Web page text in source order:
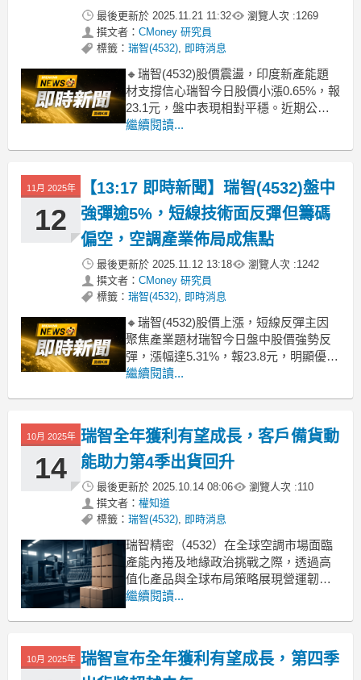
最後更新於 2025.11.21 11:32 瀏覽人次 :1269
撰文者： CMoney 研究員
標籤： 瑞智(4532), 即時消息
🔸瑞智(4532)股價震盪，印度新產能題
材支撐信心瑞智今日股價小漲0.65%，報
23.1元，盤中表現相對平穩。近期公司
積極佈局印度市場，與大金集團合資新
32.75%，加上外資連日賣超，短線信心
仍受壓抑。法人看法分歧，部分券商維
持區間持
繼續閱讀...
11月 2025年
12
【13:17 即時新聞】瑞智(4532)盤中
強彈逾5%，短線技術面反彈但籌碼
偏空，空調產業佈局成焦點
最後更新於 2025.11.12 13:18 瀏覽人次 :1242
撰文者： CMoney 研究員
標籤： 瑞智(4532), 即時消息
🔸瑞智(4532)股價上漲，短線反彈主因
聚焦產業題材瑞智今日盤中股價強勢反
彈，漲幅達5.31%，報23.8元，明顯優於
近期低檔震盪。主因在於公司積極推動
生產，市場對未來出貨動能回溫抱持期
待。雖然10月營收年減32.75%，但法人
看
繼續閱讀...
10月 2025年
14
瑞智全年獲利有望成長，客戶備貨動
能助力第4季出貨回升
最後更新於 2025.10.14 08:06 瀏覽人次 :110
撰文者： 權知道
標籤： 瑞智(4532), 即時消息
瑞智精密（4532）在全球空調市場面臨
產能內捲及地緣政治挑戰之際，透過高
值化產品與全球布局策略展現營運韌
性。總經理馮明法表示，客戶備貨動能
第3季營運不如預期因美國關稅效應及中
國補貼政策到期的提前拉貨潮，使得瑞
繼續閱讀...
10月 2025年 瑞智宣布全年獲利有望成長，第四季